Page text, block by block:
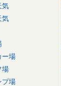
気
気
ー場
場
プ場